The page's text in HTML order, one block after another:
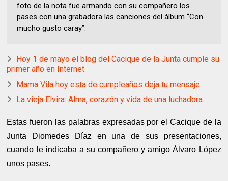
foto de la nota fue armando con su compañero los
pases con una grabadora las canciones del álbum “Con
mucho gusto caray”.
Hoy 1 de mayo el blog del Cacique de la Junta cumple su
primer año en Internet
Mama Vila hoy esta de cumpleaños deja tu mensaje:
La vieja Elvira: Alma, corazón y vida de una luchadora.
Estas fueron las palabras expresadas por el Cacique de la
Junta Diomedes Díaz en una de sus presentaciones,
cuando le indicaba a su compañero y amigo Álvaro López
unos pases.